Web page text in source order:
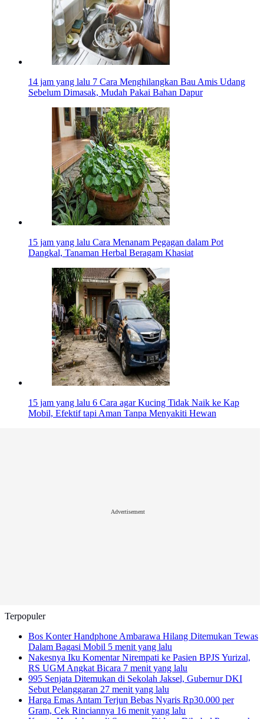
14 jam yang lalu 7 Cara Menghilangkan Bau Amis Udang
Sebelum Dimasak, Mudah Pakai Bahan Dapur
15 jam yang lalu Cara Menanam Pegagan dalam Pot
Dangkal, Tanaman Herbal Beragam Khasiat
15 jam yang lalu 6 Cara agar Kucing Tidak Naik ke Kap
Mobil, Efektif tapi Aman Tanpa Menyakiti Hewan
Advertisement
Terpopuler
Bos Konter Handphone Ambarawa Hilang Ditemukan Tewas
Dalam Bagasi Mobil 5 menit yang lalu
Nakesnya Iku Komentar Nirempati ke Pasien BPJS Yurizal,
RS UGM Angkat Bicara 7 menit yang lalu
995 Senjata Ditemukan di Sekolah Jaksel, Gubernur DKI
Sebut Pelanggaran 27 menit yang lalu
Harga Emas Antam Terjun Bebas Nyaris Rp30.000 per
Gram, Cek Rinciannya 16 menit yang lalu